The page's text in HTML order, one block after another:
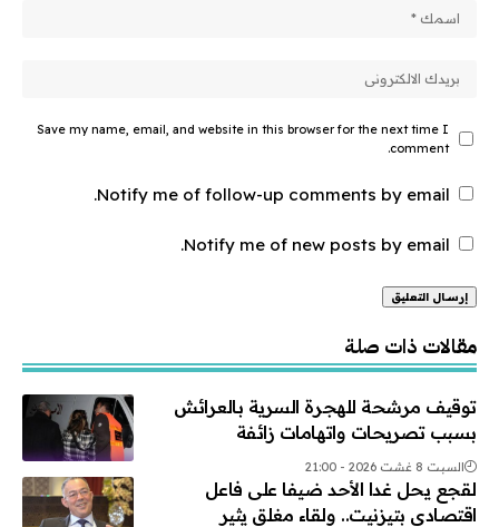
Save my name, email, and website in this browser for the next time I
comment.
Notify me of follow-up comments by email.
Notify me of new posts by email.
مقالات ذات صلة
توقيف مرشحة للهجرة السرية بالعرائش
بسبب تصريحات واتهامات زائفة
السبت 8 غشت 2026 - 21:00
لقجع يحل غدا الأحد ضيفا على فاعل
اقتصادي بتيزنيت.. ولقاء مغلق يثير